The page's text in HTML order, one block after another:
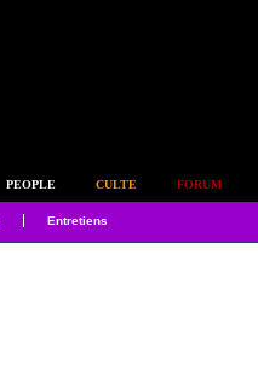
PEOPLE CULTE FORUM
Entretiens